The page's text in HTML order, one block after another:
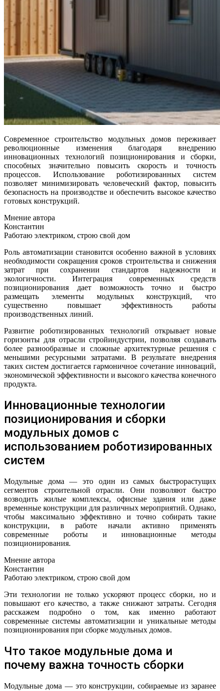
Современное строительство модульных домов переживает
революционные изменения благодаря внедрению
инновационных технологий позиционирования и сборки,
способных значительно повысить скорость и точность
процессов. Использование роботизированных систем
позволяет минимизировать человеческий фактор, повысить
безопасность на производстве и обеспечить высокое качество
готовых конструкций.
Мнение автора
Константин
Работаю электриком, строю свой дом
Роль автоматизации становится особенно важной в условиях
необходимости сокращения сроков строительства и снижения
затрат при сохранении стандартов надежности и
экологичности. Интеграция современных средств
позиционирования дает возможность точно и быстро
размещать элементы модульных конструкций, что
существенно повышает эффективность работы
производственных линий.
Развитие роботизированных технологий открывает новые
горизонты для отрасли стройиндустрии, позволяя создавать
более разнообразные и сложные архитектурные решения с
меньшими ресурсными затратами. В результате внедрения
таких систем достигается гармоничное сочетание инноваций,
экономической эффективности и высокого качества конечного
продукта.
Инновационные технологии
позиционирования и сборки
модульных домов с
использованием роботизированных
систем
Модульные дома — это один из самых быстрорастущих
сегментов строительной отрасли. Они позволяют быстро
возводить жилые комплексы, офисные здания или даже
временные конструкции для различных мероприятий. Однако,
чтобы максимально эффективно и точно собирать такие
конструкции, в работе начали активно применять
современные роботы и инновационные методы
позиционирования.
Мнение автора
Константин
Работаю электриком, строю свой дом
Эти технологии не только ускоряют процесс сборки, но и
повышают его качество, а также снижают затраты. Сегодня
расскажем подробно о том, как именно работают
современные системы автоматизации и уникальные методы
позиционирования при сборке модульных домов.
Что такое модульные дома и
почему важна точность сборки
Модульные дома — это конструкции, собираемые из заранее